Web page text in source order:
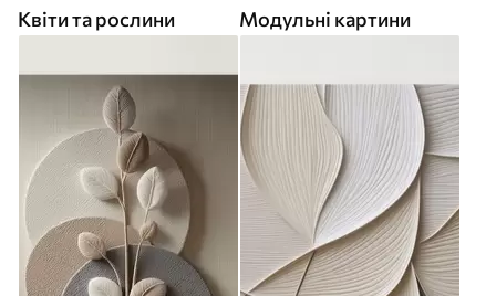
Квіти та рослини Модульні картини